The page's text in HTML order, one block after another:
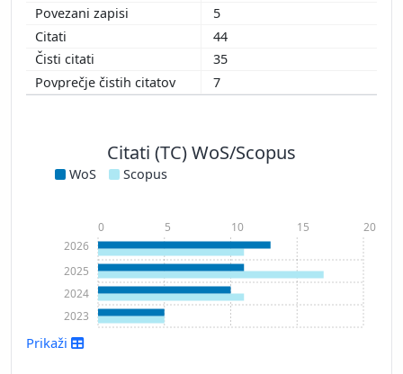
5
44
35
7
Citati (TC) WoS/Scopus
WoS Scopus
2023
2024
2025
2026
0 5 10 15 20
Prikaži